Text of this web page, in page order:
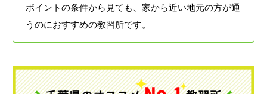
ポイントの条件から見ても、家から近い地元の方が通
うのにおすすめの教習所です。